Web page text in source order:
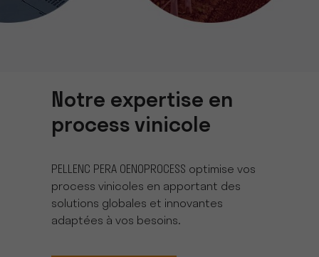
Notre expertise en
process vinicole
PELLENC PERA OENOPROCESS optimise vos
process vinicoles en apportant des
solutions globales et innovantes
adaptées à vos besoins.